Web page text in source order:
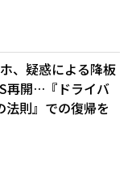
、疑惑による降板
再開…『ドライバ
法則』での復帰を